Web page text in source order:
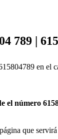
789 |
en el
el número
que